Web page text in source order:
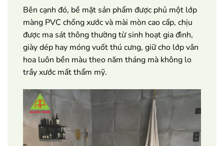
Bên cạnh đó, bề mặt sản phẩm được phủ một lớp
màng PVC chống xước và mài mòn cao cấp, chịu
được ma sát thông thường từ sinh hoạt gia đình,
giày dép hay móng vuốt thú cưng, giữ cho lớp vân
hoa luôn bền màu theo năm tháng mà không lo
trầy xước mất thẩm mỹ.